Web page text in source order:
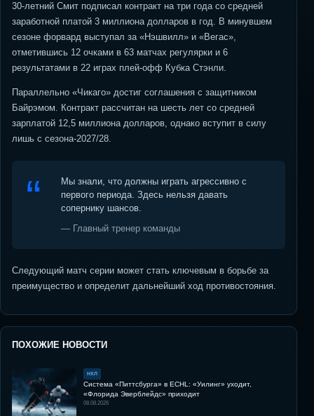
30-летний Смит подписал контракт на три года со средней
заработной платой 3 миллиона долларов в год. В минувшем
сезоне форвард выступал за «Нэшвилл» и «Вегас»,
отметившись 12 очками в 63 матчах регулярки и 6
результатами в 22 играх плей-офф Кубка Стэнли.
Параллельно «Чикаго» достиг соглашения с защитником
Байрэмом. Контракт рассчитан на шесть лет со средней
зарплатой 12,5 миллиона долларов, однако вступит в силу
лишь с сезона-2027/28.
Мы знали, что должны играть агрессивно с
первого периода. Здесь нельзя давать
сопернику шансов.
— Главный тренер команды
Следующий матч серии может стать ключевым в борьбе за
преимущество и определит дальнейший ход противостояния.
ПОХОЖИЕ НОВОСТИ
НХЛ
Система «Питтсбурга» в ECHL: «Уилинг» уходит,
«Флорида Эверблейдс» приходит
08.08.2026